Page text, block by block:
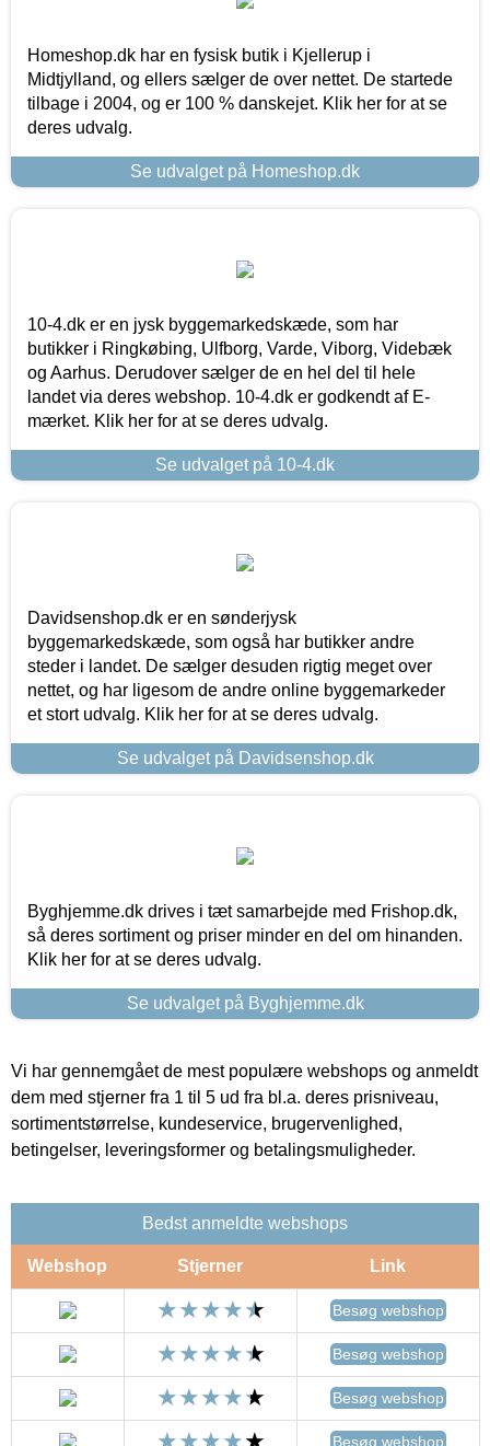
Homeshop.dk har en fysisk butik i Kjellerup i
Midtjylland, og ellers sælger de over nettet. De startede
tilbage i 2004, og er 100 % danskejet. Klik her for at se
deres udvalg.
Se udvalget på Homeshop.dk
10-4.dk er en jysk byggemarkedskæde, som har
butikker i Ringkøbing, Ulfborg, Varde, Viborg, Videbæk
og Aarhus. Derudover sælger de en hel del til hele
landet via deres webshop. 10-4.dk er godkendt af E-
mærket. Klik her for at se deres udvalg.
Se udvalget på 10-4.dk
Davidsenshop.dk er en sønderjysk
byggemarkedskæde, som også har butikker andre
steder i landet. De sælger desuden rigtig meget over
nettet, og har ligesom de andre online byggemarkeder
et stort udvalg. Klik her for at se deres udvalg.
Se udvalget på Davidsenshop.dk
Byghjemme.dk drives i tæt samarbejde med Frishop.dk,
så deres sortiment og priser minder en del om hinanden.
Klik her for at se deres udvalg.
Se udvalget på Byghjemme.dk
Vi har gennemgået de mest populære webshops og anmeldt
dem med stjerner fra 1 til 5 ud fra bl.a. deres prisniveau,
sortimentstørrelse, kundeservice, brugervenlighed,
betingelser, leveringsformer og betalingsmuligheder.
Bedst anmeldte webshops
Webshop Stjerner Link
Besøg webshop
Besøg webshop
Besøg webshop
Besøg webshop